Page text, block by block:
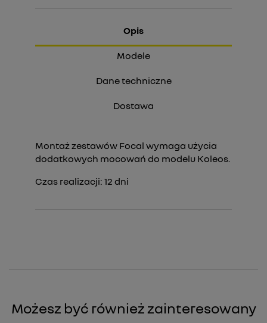
Opis
Modele
Dane techniczne
Dostawa
Montaż zestawów Focal wymaga użycia
dodatkowych mocowań do modelu Koleos.
Czas realizacji: 12 dni
Możesz być również zainteresowany